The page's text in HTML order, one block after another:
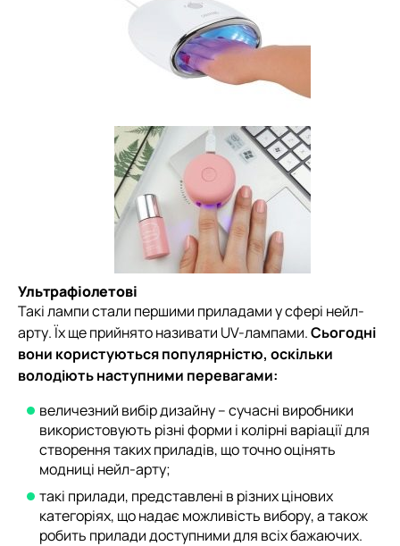
Ультрафіолетові
Такі лампи стали першими приладами у сфері нейл-
арту. Їх ще прийнято називати UV-лампами.Сьогодні
вони користуються популярністю, оскільки
володіють наступними перевагами:
величезний вибір дизайну – сучасні виробники
використовують різні форми і колірні варіації для
створення таких приладів, що точно оцінять
модниці нейл-арту;
такі прилади, представлені в різних цінових
категоріях, що надає можливість вибору, а також
робить прилади доступними для всіх бажаючих.